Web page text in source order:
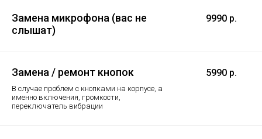
Замена микрофона (вас не
слышат)
9990 р.
Замена / ремонт кнопок
В случае проблем с кнопками на корпусе, а
именно включения, громкости,
переключатель вибрации
5990 р.